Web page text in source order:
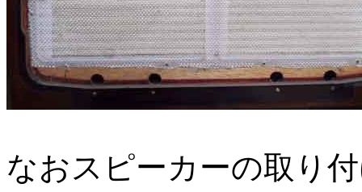
なおスピーカーの取り